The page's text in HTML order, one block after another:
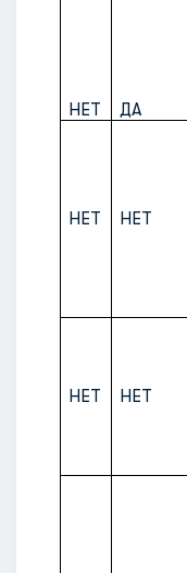
НЕТ ДА
НЕТ НЕТ
НЕТ НЕТ